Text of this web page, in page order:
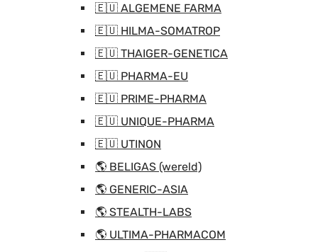
🇪🇺 ALGEMENE FARMA
🇪🇺 HILMA-SOMATROP
🇪🇺 THAIGER-GENETICA
🇪🇺 PHARMA-EU
🇪🇺 PRIME-PHARMA
🇪🇺 UNIQUE-PHARMA
🇪🇺 UTINON
🌎 BELIGAS (wereld)
🌎 GENERIC-ASIA
🌎 STEALTH-LABS
🌎 ULTIMA-PHARMACOM